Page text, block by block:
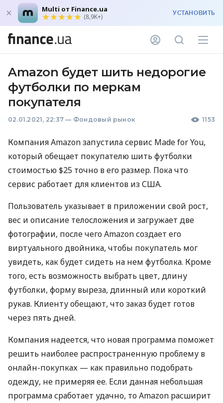
Multi от Finance.ua
(8,9K+) УСТАНОВИТЬ
Amazon будет шить недорогие
футболки по меркам
покупателя
02.01.2021, 22:37 — Фондовый рынок 1153
Компания Amazon запустила сервис Made for You,
который обещает покупателю шить футболки
стоимостью $25 точно в его размер. Пока что
сервис работает для клиентов из США.
Пользователь указывает в приложении свой рост,
вес и описание телосложения и загружает две
фотографии, после чего Amazon создает его
виртуального двойника, чтобы покупатель мог
увидеть, как будет сидеть на нем футболка. Кроме
того, есть возможность выбрать цвет, длину
футболки, форму выреза, длинный или короткий
рукав. Клиенту обещают, что заказ будет готов
через пять дней.
Компания надеется, что новая программа поможет
решить наиболее распространенную проблему в
онлайн-покупках — как правильно подобрать
одежду, не примеряя ее. Если данная небольшая
программа сработает удачно, то Amazon расширит